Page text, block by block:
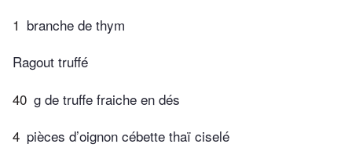
1 branche de thym
Ragout truffé
40 g de truffe fraiche en dés
4 pièces d’oignon cébette thaï ciselé